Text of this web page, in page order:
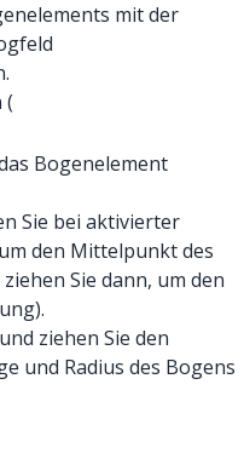
mit der
(
Bogenelement
Sie bei aktivierter
den Mittelpunkt des
Sie dann, um den
ziehen Sie den
und Radius des Bogens